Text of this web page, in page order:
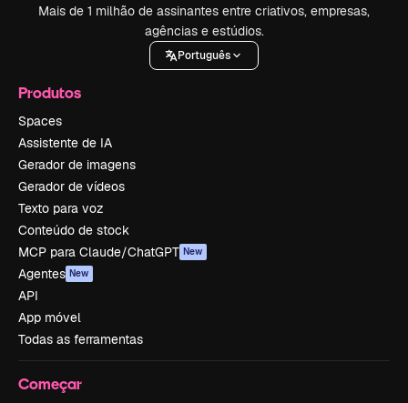
Mais de 1 milhão de assinantes entre criativos, empresas,
agências e estúdios.
Português
Produtos
Spaces
Assistente de IA
Gerador de imagens
Gerador de vídeos
Texto para voz
Conteúdo de stock
MCP para Claude/ChatGPT New
Agentes New
API
App móvel
Todas as ferramentas
Começar